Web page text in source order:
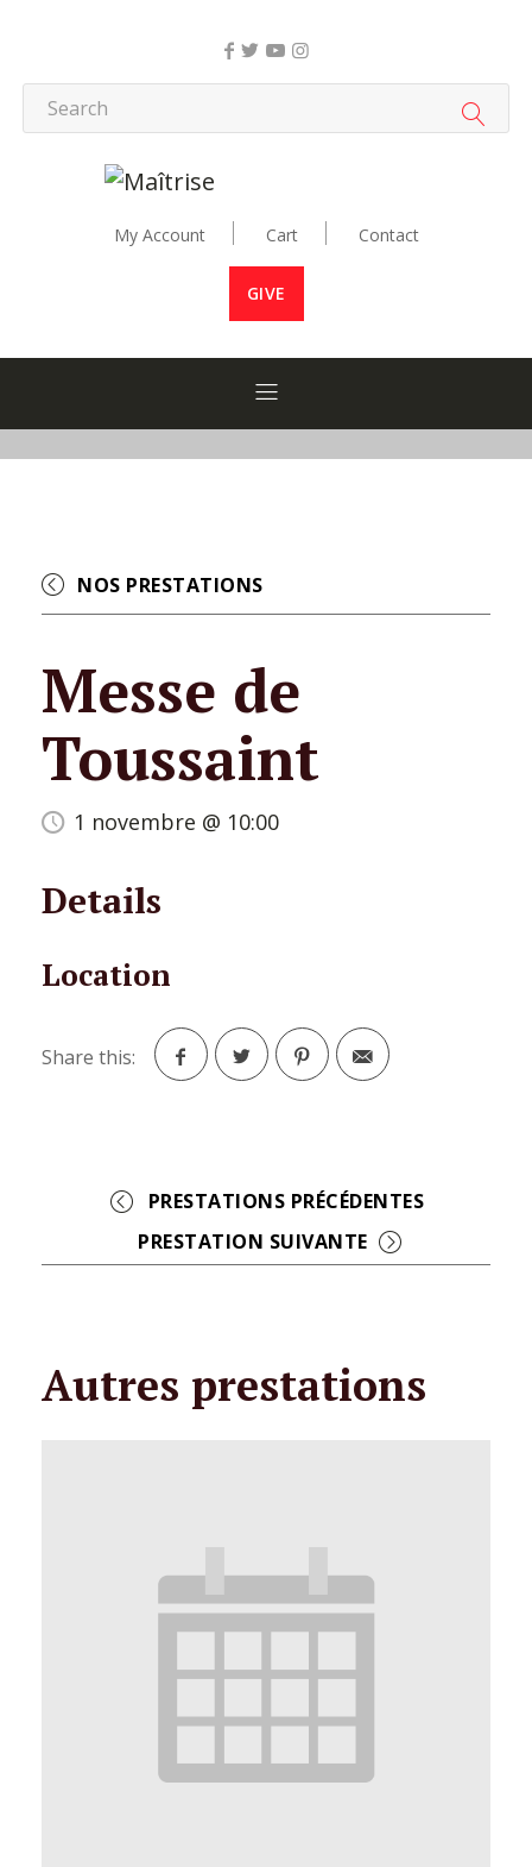
My Account Cart Contact
GIVE
NOS PRESTATIONS
Messe de
Toussaint
1 novembre @ 10:00
Details
Location
Share this:
Event
Navigation
Autres prestations